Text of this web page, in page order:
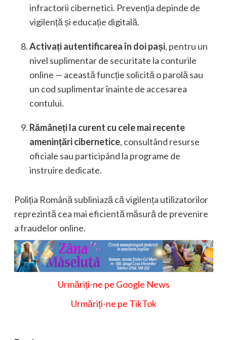
infractorii cibernetici. Prevenția depinde de
vigilență și educație digitală.
Activați autentificarea în doi pași, pentru un
nivel suplimentar de securitate la conturile
online — această funcție solicită o parolă sau
un cod suplimentar înainte de accesarea
contului.
Rămâneți la curent cu cele mai recente
amenințări cibernetice, consultând resurse
oficiale sau participând la programe de
instruire dedicate.
Poliția Română subliniază că vigilența utilizatorilor
reprezintă cea mai eficientă măsură de prevenire
a fraudelor online.
Urmăriți-ne pe Google News
Urmăriți-ne pe TikTok